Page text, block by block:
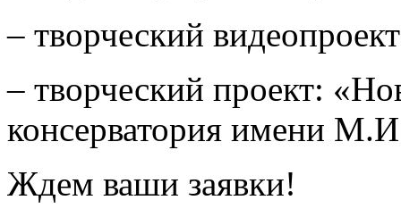
– творческий
– творческий проект:
консерватория имени
Ждем ваши заявки!